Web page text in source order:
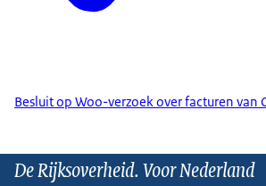
Besluit op Woo-verzoek over facturen van
De Rijksoverheid. Voor Nederland